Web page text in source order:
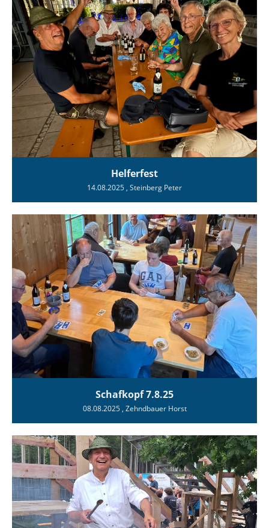
Helferfest
14.08.2025 , Steinberg Peter
Schafkopf 7.8.25
08.08.2025, Zehndbauer Horst